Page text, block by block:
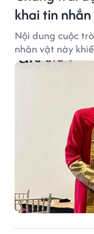
khai tin
Nội dung cuộc
nhân vật này